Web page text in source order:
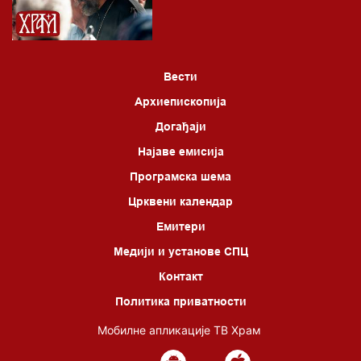
Вести
Архиепископија
Догађаји
Најаве емисија
Програмска шема
Црквени календар
Емитери
Медији и установе СПЦ
Контакт
Политика приватности
Мобилне апликације ТВ Храм